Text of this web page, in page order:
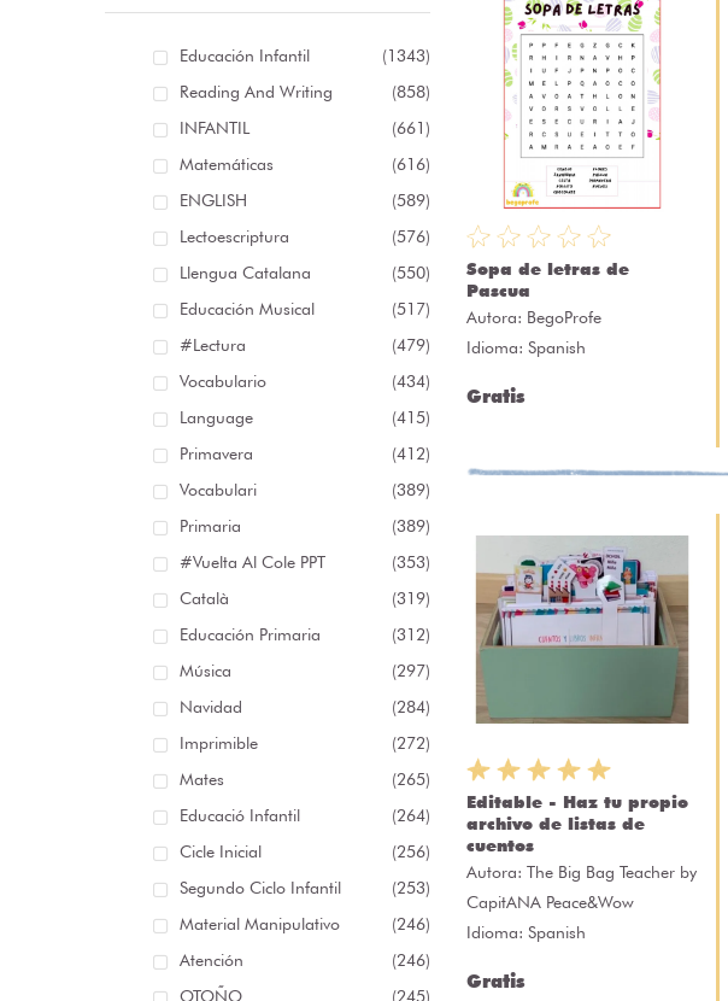
Educación Infantil
(1343)
Reading And Writing
(858)
INFANTIL
(661)
Matemáticas
(616)
ENGLISH
(589)
Lectoescriptura
(576)
Llengua Catalana
(550)
Educación Musical
(517)
#lectura
(479)
Vocabulario
(434)
Language
(415)
Primavera
(412)
Vocabulari
(389)
Primaria
(389)
#Vuelta Al Cole PPT
(353)
Català
(319)
Educación Primaria
(312)
Música
(297)
Navidad
(284)
Imprimible
(272)
Mates
(265)
Educació Infantil
(264)
Cicle Inicial
(256)
Segundo Ciclo Infantil
(253)
Material Manipulativo
(246)
Atención
(246)
OTOÑO
(245)
Sopa de letras de
Pascua
Autora: BegoProfe
Idioma: Spanish
Gratis
Editable - Haz tu propio
archivo de listas de
cuentos
Autora: The Big Bag Teacher by
CapitANA Peace&Wow
Idioma: Spanish
Gratis